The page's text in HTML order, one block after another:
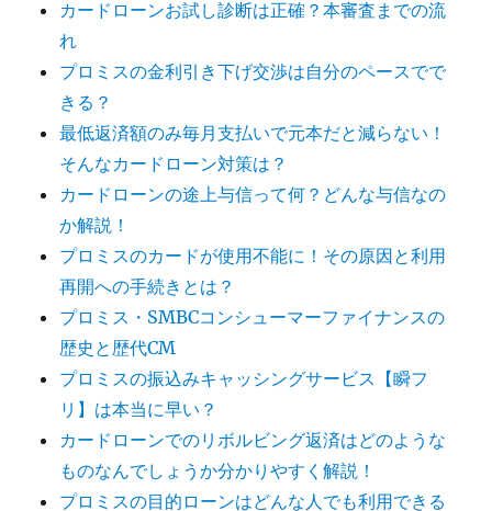
カードローンお試し診断は正確？本審査までの流
れ
プロミスの金利引き下げ交渉は自分のペースでで
きる？
最低返済額のみ毎月支払いで元本だと減らない！
そんなカードローン対策は？
カードローンの途上与信って何？どんな与信なの
か解説！
プロミスのカードが使用不能に！その原因と利用
再開への手続きとは？
プロミス・SMBCコンシューマーファイナンスの
歴史と歴代CM
プロミスの振込みキャッシングサービス【瞬フ
リ】は本当に早い？
カードローンでのリボルビング返済はどのような
ものなんでしょうか分かりやすく解説！
プロミスの目的ローンはどんな人でも利用できる